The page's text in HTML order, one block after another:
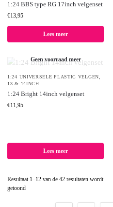
1:24 BBS type RG 17inch velgenset
€13,95
Lees meer
Geen voorraad meer
1:24 UNIVERSELE PLASTIC VELGEN
13 & 14INCH
1:24 Bright 14inch velgenset
€11,95
Lees meer
Resultaat 1–12 van de 42 resultaten wordt
getoond